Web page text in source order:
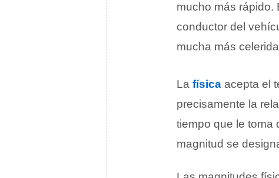
mucho más rápido.
conductor del
mucha más
La física acepta el
precisamente la
tiempo que le toma
magnitud se